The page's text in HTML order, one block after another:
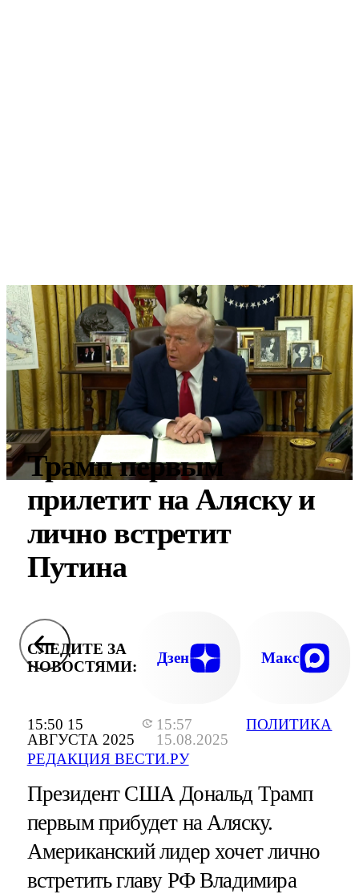
15:50 15
АВГУСТА 2025
15:57
15.08.2025
РЕДАКЦИЯ ВЕСТИ.РУ
ПОЛИТИКА
Трамп первым
прилетит на Аляску и
лично встретит
Путина
СЛЕДИТЕ ЗА
НОВОСТЯМИ:
Дзен Макс
Президент США Дональд Трамп
первым прибудет на Аляску.
Американский лидер хочет лично
встретить главу РФ Владимира